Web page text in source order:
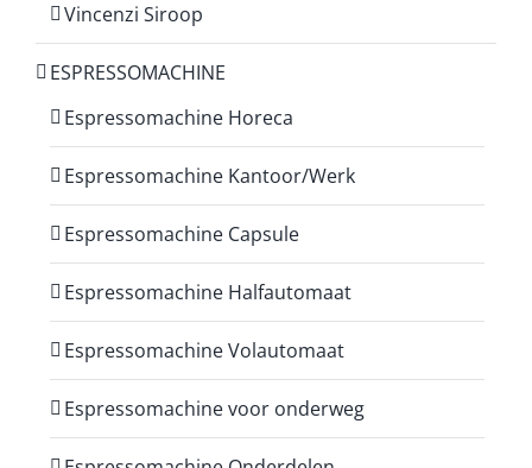
Vincenzi Siroop
ESPRESSOMACHINE
Espressomachine Horeca
Espressomachine Kantoor/Werk
Espressomachine Capsule
Espressomachine Halfautomaat
Espressomachine Volautomaat
Espressomachine voor onderweg